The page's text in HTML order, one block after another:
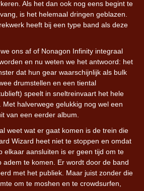
Als het dan ook nog eens begint te
is het helemaal dringen geblazen.
heeft bij een type band als deze
ons af of Nonagon Infinity integraal
en nu weten we het antwoord: het
dat hun gear waarschijnlijk als bulk
drumstellen en een tiental
speelt in sneltreinvaart het hele
halverwege gelukkig nog wel een
van een eerder album.
weet wat er gaat komen is de trein die
Wizard heet niet te stoppen en omdat
elkaar aansluiten is er geen tijd om te
adem te komen. Er wordt door de band
met het publiek. Maar juist zonder die
om te moshen en te crowdsurfen,